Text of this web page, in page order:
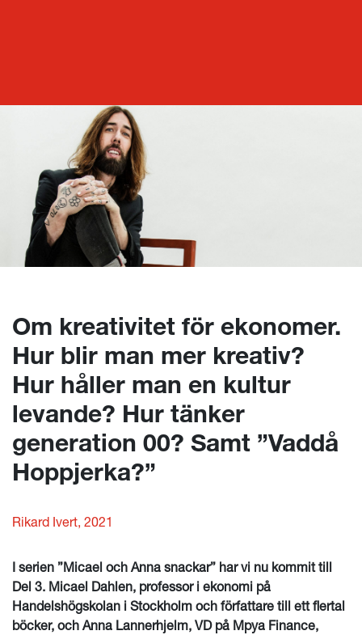
Om kreativitet för ekonomer.
Hur blir man mer kreativ?
Hur håller man en kultur
levande? Hur tänker
generation 00? Samt ”Vaddå
Hoppjerka?”
Rikard Ivert, 2021
I serien ”Micael och Anna snackar” har vi nu kommit till
Del 3. Micael Dahlen, professor i ekonomi på
Handelshögskolan i Stockholm och författare till ett flertal
böcker, och Anna Lannerhjelm, VD på Mpya Finance,